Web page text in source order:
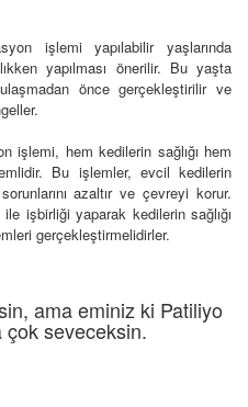
işlemi yapılabilir yaşlarında
yapılması önerilir. Bu yaşta
önce gerçekleştirilir ve
işlemi, hem kedilerin sağlığı hem
Bu işlemler, evcil kedilerin
azaltır ve çevreyi korur.
işbirliği yaparak kedilerin sağlığı
gerçekleştirmelidirler.
ama eminiz ki Patiliyo
çok seveceksin.